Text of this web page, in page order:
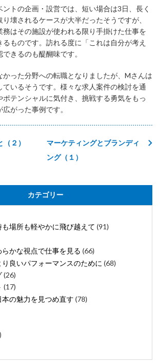
トの企画・設営では、短い場合は3日、長く
壊されるケースが大半だったそうですが、
務はその施設が使われる限り手掛けた仕事を
るものです。訪れる度に「これは自分が考え
きるのも醍醐味です。
かった分野への転職となりましたが、Mさんは
いるそうです。様々な求人案件の検討を通
ポテンシャルに気付き、挑戦する勇気をもっ
がった事例です。
マーケティングとブランディ
ング（１）
２）
カテゴリー
場所も軽やかに飛び越えて (91)
かな視点で仕事を見る (66)
良いパフォーマンスのために (68)
(26)
(17)
の魅力を見つめ直す (78)